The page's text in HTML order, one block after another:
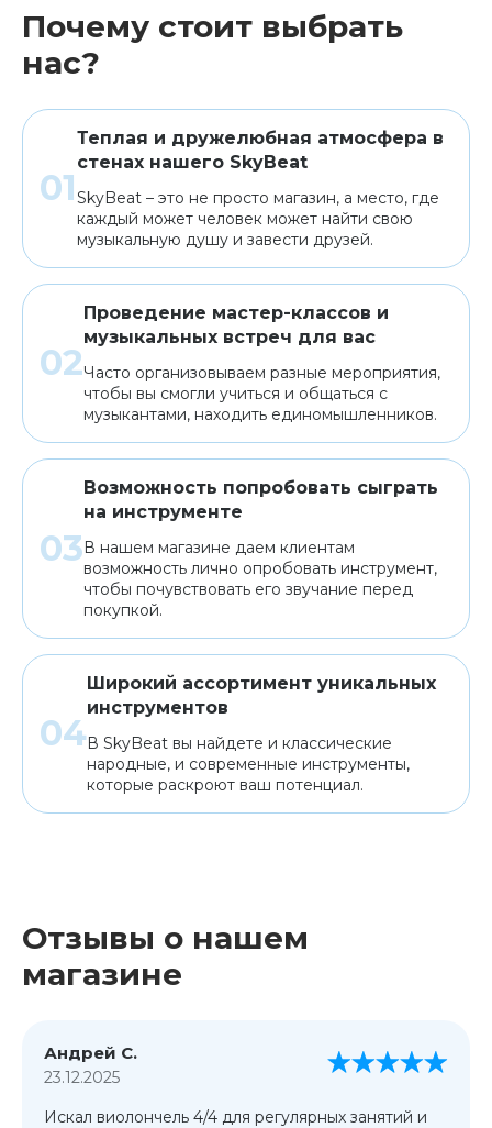
Почему стоит выбрать
нас?
Теплая и дружелюбная атмосфера в
стенах нашего SkyBeat
SkyBeat – это не просто магазин, а место, где
каждый может человек может найти свою
музыкальную душу и завести друзей.
Проведение мастер-классов и
музыкальных встреч для вас
Часто организовываем разные мероприятия,
чтобы вы смогли учиться и общаться с
музыкантами, находить единомышленников.
Возможность попробовать сыграть
на инструменте
В нашем магазине даем клиентам
возможность лично опробовать инструмент,
чтобы почувствовать его звучание перед
покупкой.
Широкий ассортимент уникальных
инструментов
В SkyBeat вы найдете и классические
народные, и современные инструменты,
которые раскроют ваш потенциал.
Отзывы о нашем
магазине
Андрей С.
23.12.2025
Искал виолончель 4/4 для регулярных занятий и